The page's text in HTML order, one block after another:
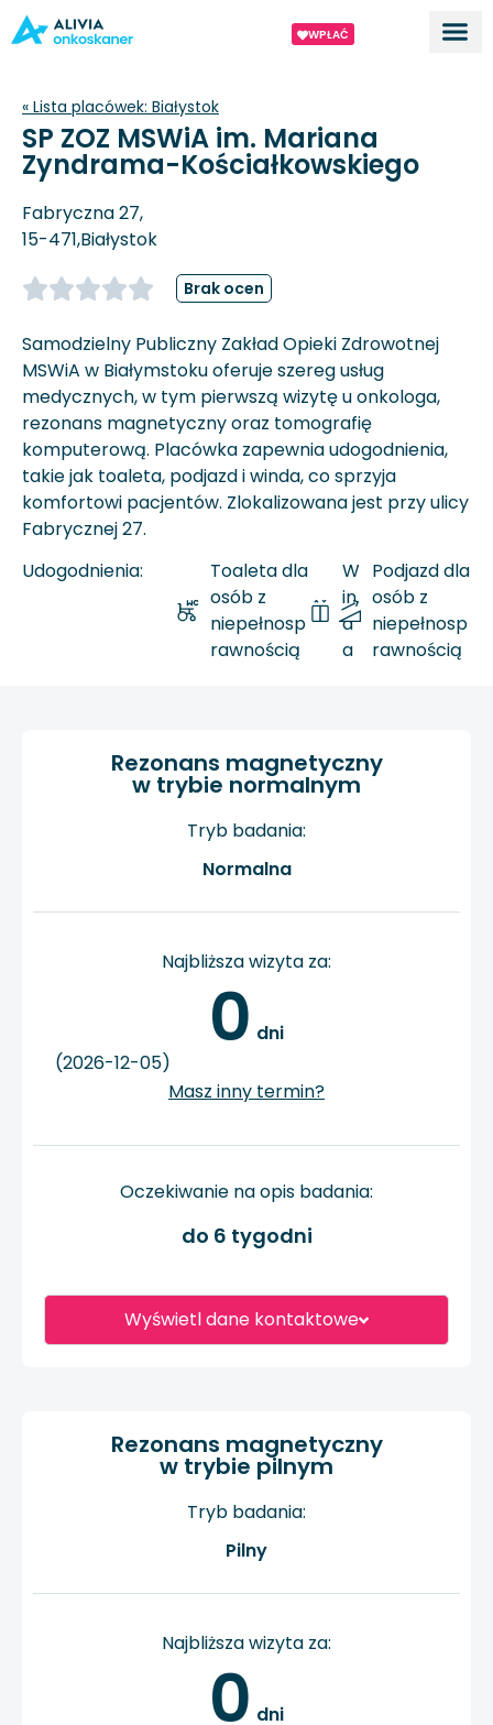
WPŁAĆ
« Lista placówek: Białystok
SP ZOZ MSWiA im. Mariana
Zyndrama-Kościałkowskiego
Fabryczna 27,
15-471,Białystok
Brak ocen
Samodzielny Publiczny Zakład Opieki Zdrowotnej
MSWiA w Białymstoku oferuje szereg usług
medycznych, w tym pierwszą wizytę u onkologa,
rezonans magnetyczny oraz tomografię
komputerową. Placówka zapewnia udogodnienia,
takie jak toaleta, podjazd i winda, co sprzyja
komfortowi pacjentów. Zlokalizowana jest przy ulicy
Fabrycznej 27.
Udogodnienia:
Toaleta dla
osób z
niepełnosp
rawnością
W
in
d
a
Podjazd dla
osób z
niepełnosp
rawnością
Wyświetl dane kontaktowe
Rezonans magnetyczny
w trybie normalnym
Tryb badania:
Normalna
Najbliższa wizyta za:
0 dni
(2026-12-05)
Masz inny termin?
Oczekiwanie na opis badania:
do 6 tygodni
Rezonans magnetyczny
w trybie pilnym
Tryb badania:
Pilny
Najbliższa wizyta za:
0 dni